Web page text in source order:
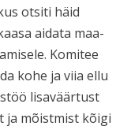
otsiti häid
aidata maa-
Komitee
kohe ja viia ellu
lisaväärtust
ja mõistmist kõigi